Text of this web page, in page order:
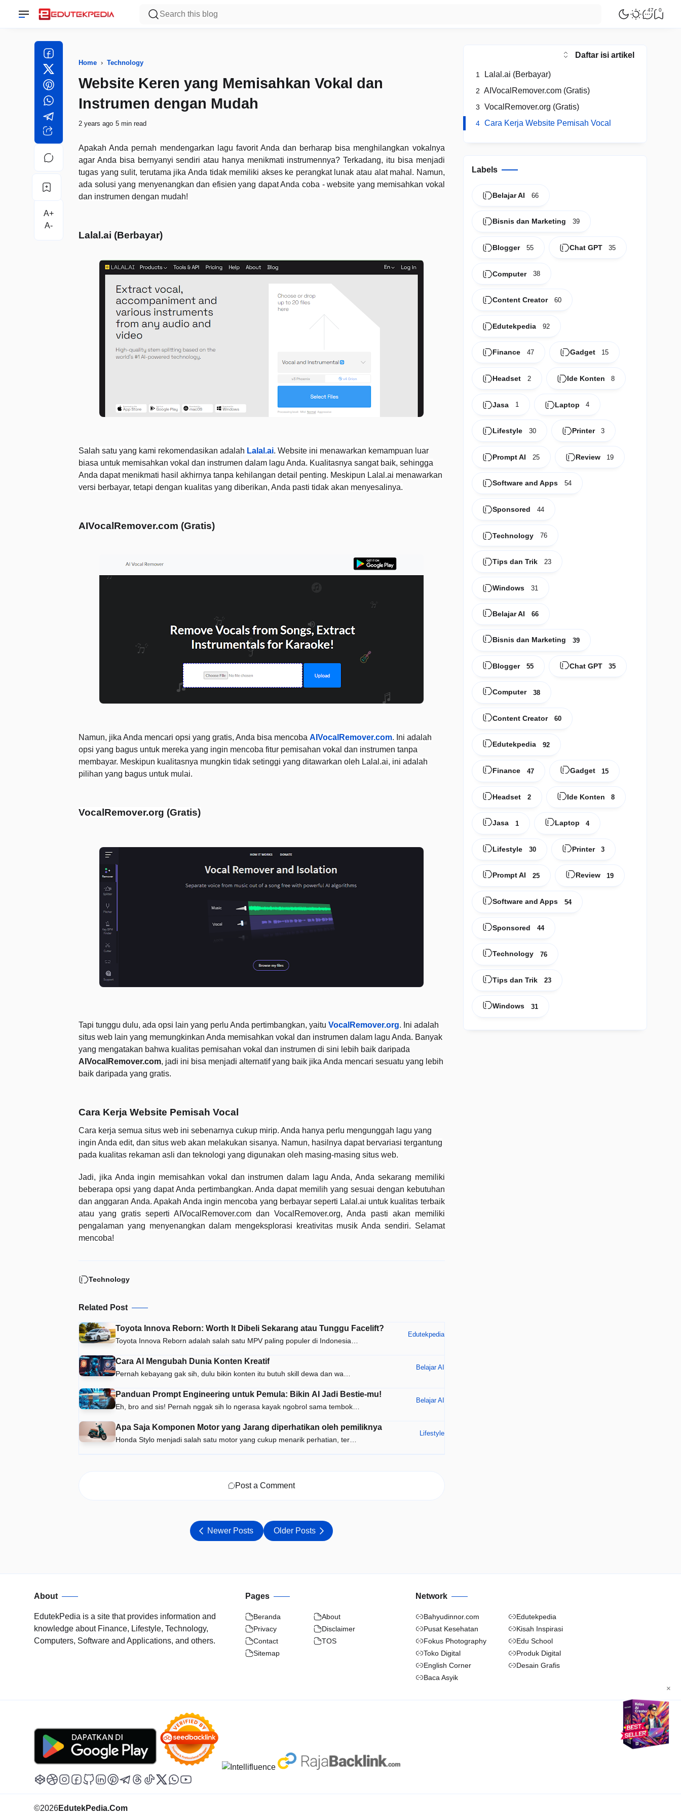
47 0
×
Home ›Technology
Website Keren yang Memisahkan Vokal dan
Instrumen dengan Mudah
2 years ago 5 min read
Apakah Anda pernah mendengarkan lagu favorit Anda dan berharap bisa menghilangkan vokalnya
agar Anda bisa bernyanyi sendiri atau hanya menikmati instrumennya? Terkadang, itu bisa menjadi
tugas yang sulit, terutama jika Anda tidak memiliki akses ke perangkat lunak atau alat mahal. Namun,
ada solusi yang menyenangkan dan efisien yang dapat Anda coba - website yang memisahkan vokal
dan instrumen dengan mudah!
Lalal.ai (Berbayar)
Salah satu yang kami rekomendasikan adalah Lalal.ai. Website ini menawarkan kemampuan luar
biasa untuk memisahkan vokal dan instrumen dalam lagu Anda. Kualitasnya sangat baik, sehingga
Anda dapat menikmati hasil akhirnya tanpa kehilangan detail penting. Meskipun Lalal.ai menawarkan
versi berbayar, tetapi dengan kualitas yang diberikan, Anda pasti tidak akan menyesalinya.
AIVocalRemover.com (Gratis)
Namun, jika Anda mencari opsi yang gratis, Anda bisa mencobaAIVocalRemover.com. Ini adalah
opsi yang bagus untuk mereka yang ingin mencoba fitur pemisahan vokal dan instrumen tanpa
membayar. Meskipun kualitasnya mungkin tidak setinggi yang ditawarkan oleh Lalal.ai, ini adalah
pilihan yang bagus untuk mulai.
VocalRemover.org (Gratis)
Tapi tunggu dulu, ada opsi lain yang perlu Anda pertimbangkan, yaituVocalRemover.org. Ini adalah
situs web lain yang memungkinkan Anda memisahkan vokal dan instrumen dalam lagu Anda. Banyak
yang mengatakan bahwa kualitas pemisahan vokal dan instrumen di sini lebih baik daripada
AIVocalRemover.com, jadi ini bisa menjadi alternatif yang baik jika Anda mencari sesuatu yang lebih
baik daripada yang gratis.
Cara Kerja Website Pemisah Vocal
Cara kerja semua situs web ini sebenarnya cukup mirip. Anda hanya perlu mengunggah lagu yang
ingin Anda edit, dan situs web akan melakukan sisanya. Namun, hasilnya dapat bervariasi tergantung
pada kualitas rekaman asli dan teknologi yang digunakan oleh masing-masing situs web.
Jadi, jika Anda ingin memisahkan vokal dan instrumen dalam lagu Anda, Anda sekarang memiliki
beberapa opsi yang dapat Anda pertimbangkan. Anda dapat memilih yang sesuai dengan kebutuhan
dan anggaran Anda. Apakah Anda ingin mencoba yang berbayar seperti Lalal.ai untuk kualitas terbaik
atau yang gratis seperti AIVocalRemover.com dan VocalRemover.org, Anda pasti akan memiliki
pengalaman yang menyenangkan dalam mengeksplorasi kreativitas musik Anda sendiri. Selamat
mencoba!
Technology
Related Post
Toyota Innova Reborn: Worth It Dibeli Sekarang atau Tunggu Facelift?
Toyota Innova Reborn adalah salah satu MPV paling populer di Indonesia…
Edutekpedia
Cara AI Mengubah Dunia Konten Kreatif
Pernah kebayang gak sih, dulu bikin konten itu butuh skill dewa dan wa…
Belajar AI
Panduan Prompt Engineering untuk Pemula: Bikin AI Jadi Bestie-mu!
Eh, bro and sis! Pernah nggak sih lo ngerasa kayak ngobrol sama tembok…
Belajar AI
Apa Saja Komponen Motor yang Jarang diperhatikan oleh pemiliknya
Honda Stylo menjadi salah satu motor yang cukup menarik perhatian, ter…
Lifestyle
Post a Comment
Newer Posts Older Posts
Daftar isi artikel
1 Lalal.ai (Berbayar)
2 AIVocalRemover.com (Gratis)
3 VocalRemover.org (Gratis)
4 Cara Kerja Website Pemisah Vocal
Labels
Belajar AI 66
Bisnis dan Marketing 39
Blogger 55 Chat GPT 35
Computer 38
Content Creator 60
Edutekpedia 92
Finance 47 Gadget 15
Headset 2 Ide Konten 8
Jasa 1 Laptop 4
Lifestyle 30 Printer 3
Prompt AI 25 Review 19
Software and Apps 54
Sponsored 44
Technology 76
Tips dan Trik 23
Windows 31
Belajar AI 66
Bisnis dan Marketing 39
Blogger 55 Chat GPT 35
Computer 38
Content Creator 60
Edutekpedia 92
Finance 47 Gadget 15
Headset 2 Ide Konten 8
Jasa 1 Laptop 4
Lifestyle 30 Printer 3
Prompt AI 25 Review 19
Software and Apps 54
Sponsored 44
Technology 76
Tips dan Trik 23
Windows 31
About
EdutekPedia is a site that provides information and
knowledge about Finance, Lifestyle, Technology,
Computers, Software and Applications, and others.
Pages
Beranda
About
Privacy
Disclaimer
Contact
TOS
Sitemap
Network
Bahyudinnor.com
Edutekpedia
Pusat Kesehatan
Kisah Inspirasi
Fokus Photography
Edu School
Toko Digital
Produk Digital
English Corner
Desain Grafis
Baca Asyik
©2026EdutekPedia.Com